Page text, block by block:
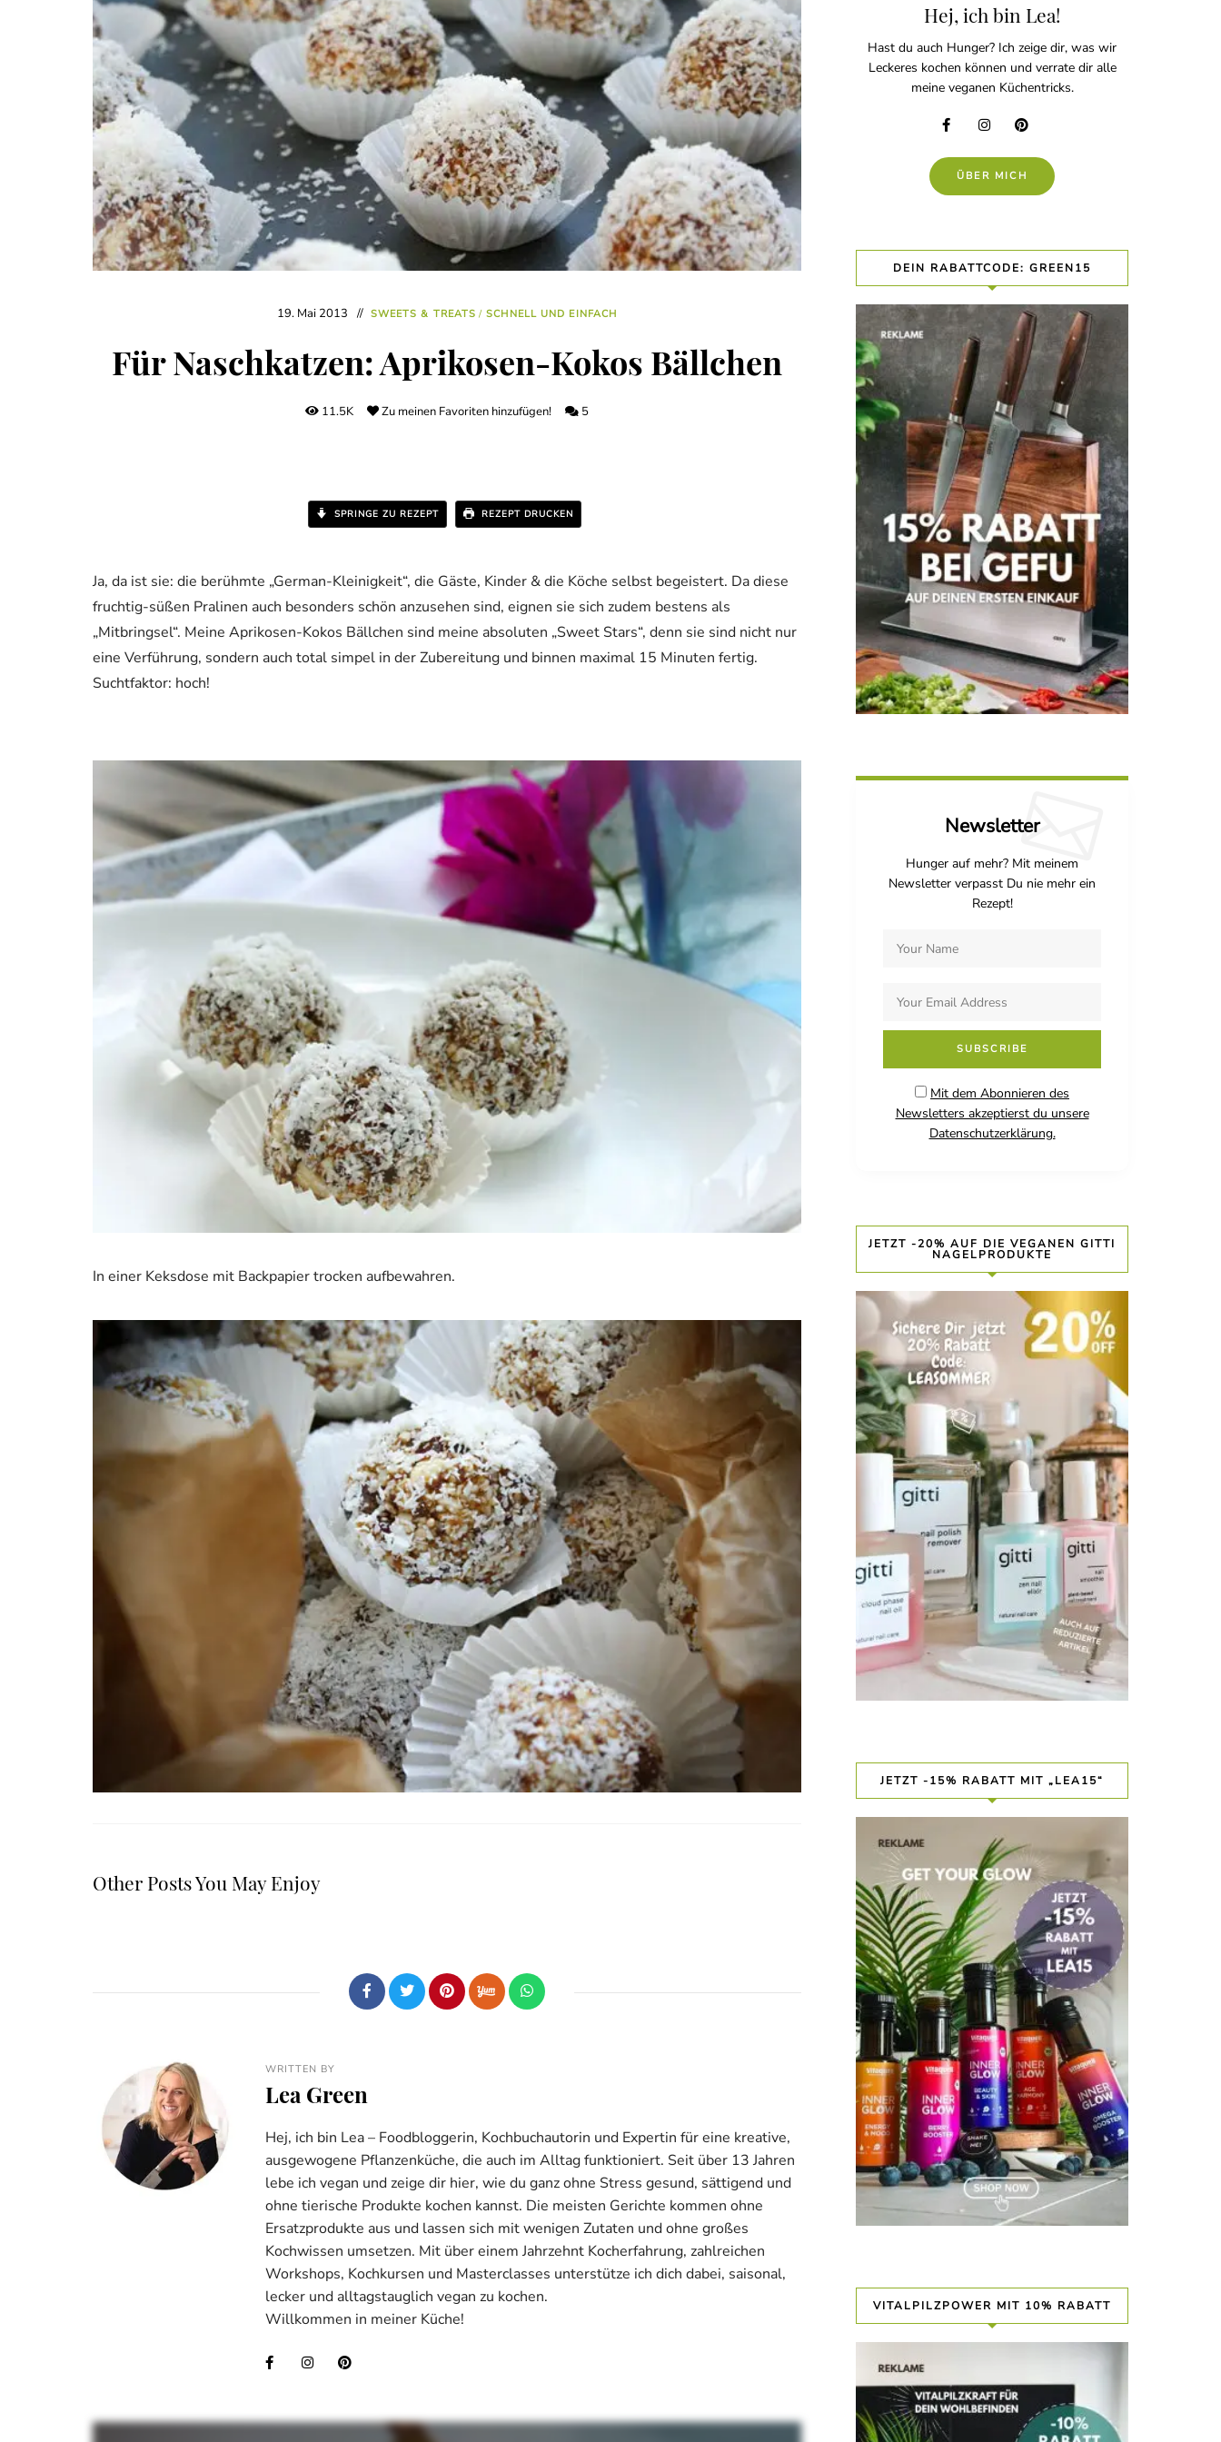
19. Mai 2013 SWEETS & TREATS / SCHNELL UND EINFACH
Für Naschkatzen: Aprikosen-Kokos Bällchen
11.5K Zu meinen Favoriten hinzufügen! 5
SPRINGE ZU REZEPT REZEPT DRUCKEN
Ja, da ist sie: die berühmte „German-Kleinigkeit“, die Gäste, Kinder & die Köche selbst begeistert. Da diese
fruchtig-süßen Pralinen auch besonders schön anzusehen sind, eignen sie sich zudem bestens als
„Mitbringsel“. Meine Aprikosen-Kokos Bällchen sind meine absoluten „Sweet Stars“, denn sie sind nicht nur
eine Verführung, sondern auch total simpel in der Zubereitung und binnen maximal 15 Minuten fertig.
Suchtfaktor: hoch!
In einer Keksdose mit Backpapier trocken aufbewahren.
Other Posts You May Enjoy
WRITTEN BY
Lea Green
Hej, ich bin Lea – Foodbloggerin, Kochbuchautorin und Expertin für eine kreative,
ausgewogene Pflanzenküche, die auch im Alltag funktioniert. Seit über 13 Jahren
lebe ich vegan und zeige dir hier, wie du ganz ohne Stress gesund, sättigend und
ohne tierische Produkte kochen kannst. Die meisten Gerichte kommen ohne
Ersatzprodukte aus und lassen sich mit wenigen Zutaten und ohne großes
Kochwissen umsetzen. Mit über einem Jahrzehnt Kocherfahrung, zahlreichen
Workshops, Kochkursen und Masterclasses unterstütze ich dich dabei, saisonal,
lecker und alltagstauglich vegan zu kochen.
Willkommen in meiner Küche!
Hej, ich bin Lea!
Hast du auch Hunger? Ich zeige dir, was wir
Leckeres kochen können und verrate dir alle
meine veganen Küchentricks.
ÜBER MICH
DEIN RABATTCODE: GREEN15
Newsletter
Hunger auf mehr? Mit meinem
Newsletter verpasst Du nie mehr ein
Rezept!
Mit dem Abonnieren des
Newsletters akzeptierst du unsere
Datenschutzerklärung.
JETZT -20% AUF DIE VEGANEN GITTI
NAGELPRODUKTE
JETZT -15% RABATT MIT „LEA15“
VITALPILZPOWER MIT 10% RABATT